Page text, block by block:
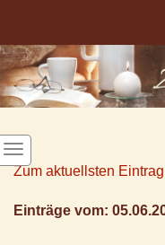
Zum aktuellsten Eintrag
Einträge vom: